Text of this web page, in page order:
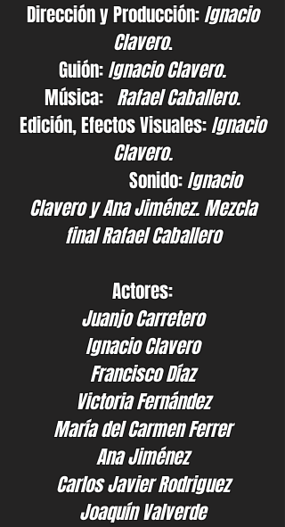
Dirección y Producción:Ignacio
Clavero.
Guión:Ignacio Clavero.
Música: Rafael Caballero.
Edición, Efectos Visuales:Ignacio
Clavero.
Sonido:Ignacio
Clavero y Ana Jiménez.Mezcla
final Rafael Caballero
Actores:
Juanjo Carretero
Ignacio Clavero
Francisco Díaz
Victoria Fernández
María del Carmen Ferrer
Ana Jiménez
Carlos Javier Rodriguez
Joaquín Valverde